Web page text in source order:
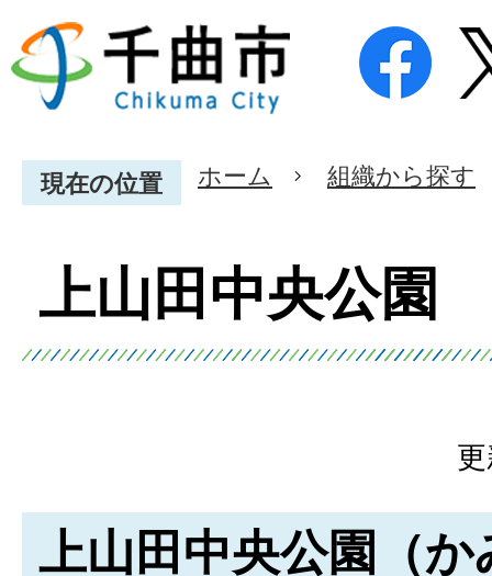
現在の位置 ホーム 組織から探す
上山田中央公園
上山田中央公園（